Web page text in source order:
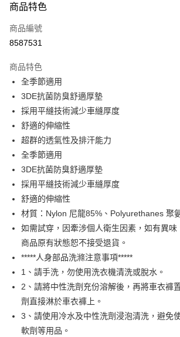
LINE Pay
Apple Pay
相關說明
【關於「AFTEE先享後付」】
便利好安心！
１．簡單：不需註冊會員、不需綁卡、不需儲值。
２．便利：只要手機號碼，簡訊認證，即可結帳。
３．安心：先確認商品／服務後，再付款。
【「AFTEE先享後付」結帳流程】
結帳頁面，進行簡訊認證並確認金額後，即可完成結
２．訂單成立數日內，您將收到繳費通知簡訊。
３．收到繳費通知簡訊後14天內，點擊此簡訊中的連
ATM／網路銀行／等多元方式進行付款，方視為交易
※ 請注意：結帳手續完成當下不需立刻繳費，但若您
購買商品的店家。未經商家同意取消之訂單仍視為有
※ 交易是否成功請以「AFTEE先享後付 」之結帳頁
是否繳費成功／繳費後需取消欲退款等相關疑問，請
客戶支援中心」
https://netprotections.freshdesk.com/
【注意事項】
１．透過由恩沛科技股份有限公司提供之「AFTEE先
易，需依本服務之必要範圍內提供個人資料，並將交
權轉讓予恩沛科技股份有限公司。
２．關於個人資料處理事宜，請瀏覽以下網址：
ATM付款
運送方式
全家取貨付款
每筆NT$60
付款後－全家取貨
每筆NT$60
7-11取貨付款
每筆NT$60
付款後－7-11取貨
每筆NT$60
本島宅配
每筆NT$200
離島宅配（澎湖、金門、馬祖、小琉球、綠島
商品特色
商品編號
8587531
商品特色
全季節適用
3DE抗菌防臭舒適厚墊
採用平縫技術減少車縫厚度
舒適的伸縮性
超群的透氣性及排汗能力
全季節適用
3DE抗菌防臭舒適厚墊
採用平縫技術減少車縫厚度
舒適的伸縮性
材質：Nylon 尼龍85%、Polyurethanes 聚
如需試穿，因牽涉個人衛生因素，如有異
商品原有狀態恕不接受退貨。
*****人身部品洗滌注意事項*****
1、請手洗，勿使用洗衣機清洗或脫水。
2、請將中性洗劑充份溶解後，再將車衣褲
劑直接淋於車衣褲上。
3、請使用冷水及中性洗劑浸泡清洗，避免
軟劑等用品。